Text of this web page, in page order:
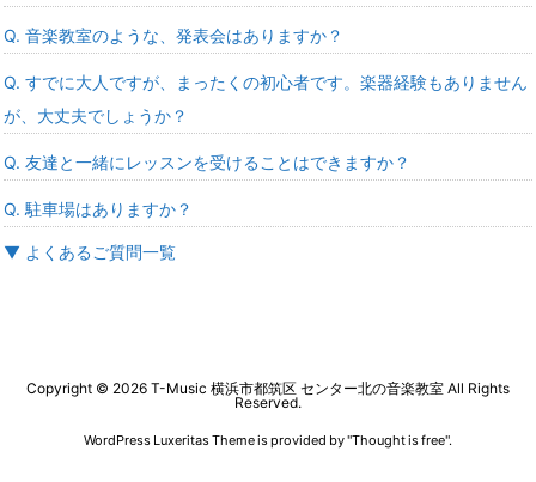
Q. 音楽教室のような、発表会はありますか？
Q. すでに大人ですが、まったくの初心者です。楽器経験もありません
が、大丈夫でしょうか？
Q. 友達と一緒にレッスンを受けることはできますか？
Q. 駐車場はありますか？
▼ よくあるご質問一覧
Copyright © 2026 T-Music 横浜市都筑区 センター北の音楽教室 All Rights
Reserved.
WordPress Luxeritas Theme is provided by "Thought is free".